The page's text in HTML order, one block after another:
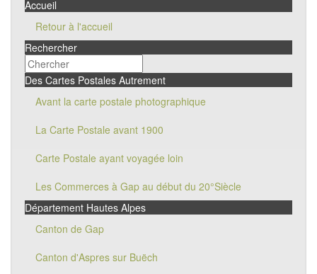
Accueil
Retour à l'accueil
Rechercher
Des Cartes Postales Autrement
Avant la carte postale photographique
La Carte Postale avant 1900
Carte Postale ayant voyagée loin
Les Commerces à Gap au début du 20°Siècle
Département Hautes Alpes
Canton de Gap
Canton d'Aspres sur Buëch